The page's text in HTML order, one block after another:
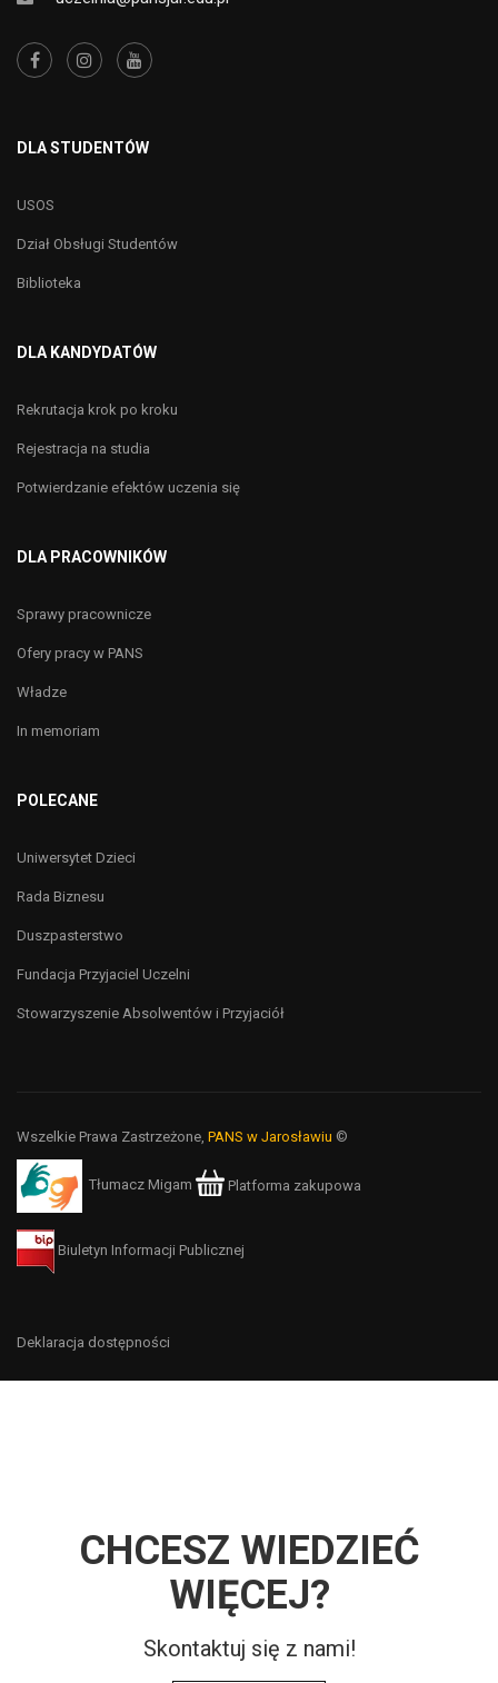
DLA STUDENTÓW
USOS
Dział Obsługi Studentów
Biblioteka
DLA KANDYDATÓW
Rekrutacja krok po kroku
Rejestracja na studia
Potwierdzanie efektów uczenia się
DLA PRACOWNIKÓW
Sprawy pracownicze
Ofery pracy w PANS
Władze
In memoriam
POLECANE
Uniwersytet Dzieci
Rada Biznesu
Duszpasterstwo
Fundacja Przyjaciel Uczelni
Stowarzyszenie Absolwentów i Przyjaciół
Wszelkie Prawa Zastrzeżone, PANS w Jarosławiu ©
Tłumacz Migam Platforma zakupowa
Biuletyn Informacji Publicznej
Deklaracja dostępności
CHCESZ WIEDZIEĆ
WIĘCEJ?
Skontaktuj się z nami!